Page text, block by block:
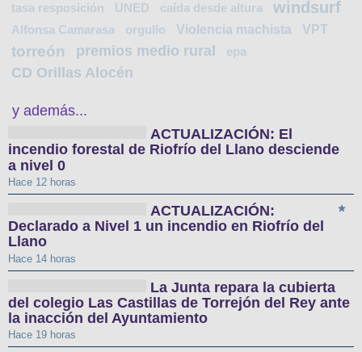
tasa resposición
UNED caída desde altura windsurf
Alfonsa Camarasa orgullo Violencia machista VPT
torreón premios medio rural epa
CD Orillas Alocén
y además...
ACTUALIZACIÓN: El
incendio forestal de Riofrío del Llano desciende
a nivel 0
Hace 12 horas
ACTUALIZACIÓN:
Declarado a Nivel 1 un incendio en Riofrío del
Llano
Hace 14 horas
La Junta repara la cubierta
del colegio Las Castillas de Torrejón del Rey ante
la inacción del Ayuntamiento
Hace 19 horas